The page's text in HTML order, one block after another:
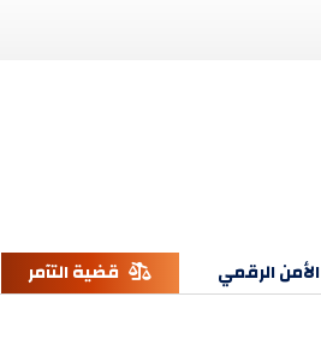
الأمن الرقمي قضية التآمر